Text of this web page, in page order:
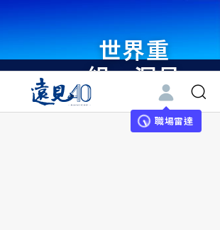
世界重
組・洞見
未來 與
世界領袖
職場雷達